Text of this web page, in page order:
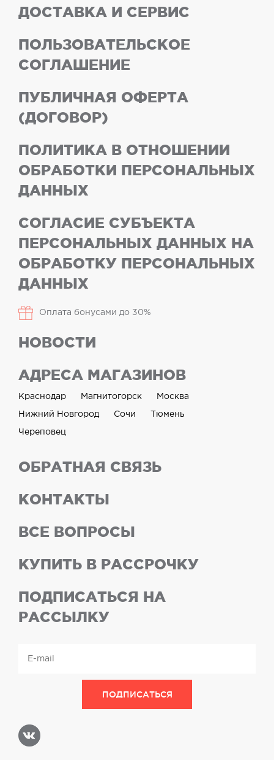
ДОСТАВКА И СЕРВИС
ПОЛЬЗОВАТЕЛЬСКОЕ
СОГЛАШЕНИЕ
ПУБЛИЧНАЯ ОФЕРТА
(ДОГОВОР)
ПОЛИТИКА В ОТНОШЕНИИ
ОБРАБОТКИ ПЕРСОНАЛЬНЫХ
ДАННЫХ
СОГЛАСИЕ СУБЪЕКТА
ПЕРСОНАЛЬНЫХ ДАННЫХ НА
ОБРАБОТКУ ПЕРСОНАЛЬНЫХ
ДАННЫХ
Оплата бонусами до 30%
НОВОСТИ
АДРЕСА МАГАЗИНОВ
Краснодар Магнитогорск Москва
Нижний Новгород Сочи Тюмень
Череповец
ОБРАТНАЯ СВЯЗЬ
КОНТАКТЫ
ВСЕ ВОПРОСЫ
КУПИТЬ В РАССРОЧКУ
ПОДПИСАТЬСЯ НА
РАССЫЛКУ